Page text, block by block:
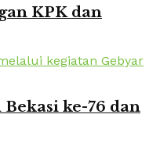
KPK dan
ke-76 dan